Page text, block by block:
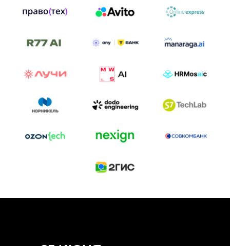
к построению бизнеса и созданию технологий под
И БИТВА АГЕНТОВ